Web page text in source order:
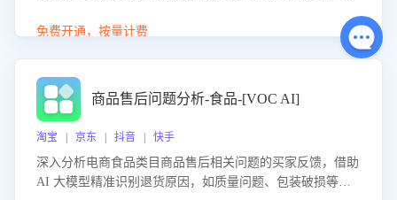
力商家优化产品或服务，实现销售额的显著提升。
免费开通，按量计费
商品售后问题分析-食品-[VOC AI]
淘宝 | 京东 | 抖音 | 快手
深入分析电商食品类目商品售后相关问题的买家反馈，借助
AI 大模型精准识别退货原因，如质量问题、包装破损等，